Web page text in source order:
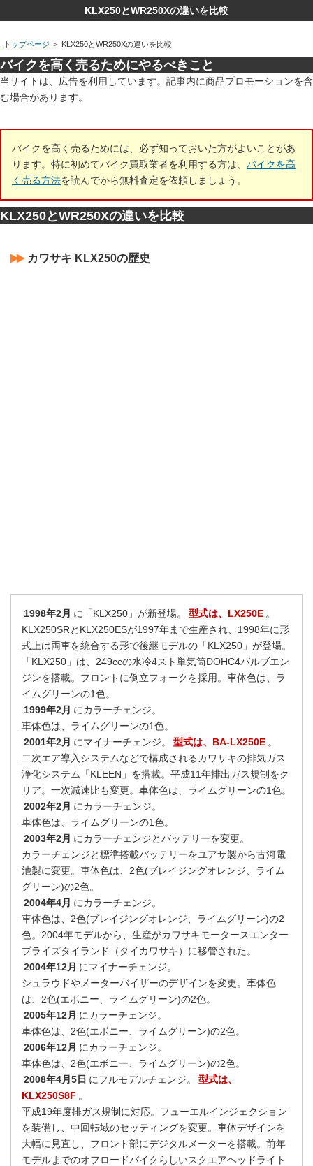
KLX250とWR250Xの違いを比較
トップページ ＞ KLX250とWR250Xの違いを比較
バイクを高く売るためにやるべきこと
当サイトは、広告を利用しています。記事内に商品プロモーションを含
む場合があります。
バイクを高く売るためには、必ず知っておいた方がよいことがあ
ります。特に初めてバイク買取業者を利用する方は、 バイクを高
く売る方法を読んでから無料査定を依頼しましょう。
KLX250とWR250Xの違いを比較
カワサキ KLX250の歴史
1998年2月 に「KLX250」が新登場。 型式は、LX250E 。
KLX250SRとKLX250ESが1997年まで生産され、1998年に形
式上は両車を統合する形で後継モデルの「KLX250」が登場。
「KLX250」は、249ccの水冷4スト単気筒DOHC4バルブエン
ジンを搭載。フロントに倒立フォークを採用。車体色は、ラ
イムグリーンの1色。
1999年2月 にカラーチェンジ。
車体色は、ライムグリーンの1色。
2001年2月 にマイナーチェンジ。 型式は、BA-LX250E 。
二次エア導入システムなどで構成されるカワサキの排気ガス
浄化システム「KLEEN」を搭載。平成11年排出ガス規制をク
リア。一次減速比も変更。車体色は、ライムグリーンの1色。
2002年2月 にカラーチェンジ。
車体色は、ライムグリーンの1色。
2003年2月 にカラーチェンジとバッテリーを変更。
カラーチェンジと標準搭載バッテリーをユアサ製から古河電
池製に変更。車体色は、2色(ブレイジングオレンジ、ライム
グリーン)の2色。
2004年4月 にカラーチェンジ。
車体色は、2色(ブレイジングオレンジ、ライムグリーン)の2
色。2004年モデルから、生産がカワサキモータースエンター
プライズタイランド（タイカワサキ）に移管された。
2004年12月 にマイナーチェンジ。
シュラウドやメーターバイザーのデザインを変更。車体色
は、2色(エボニー、ライムグリーン)の2色。
2005年12月 にカラーチェンジ。
車体色は、2色(エボニー、ライムグリーン)の2色。
2006年12月 にカラーチェンジ。
車体色は、2色(エボニー、ライムグリーン)の2色。
2008年4月5日 にフルモデルチェンジ。
型式は、
KLX250S8F 。
平成19年度排ガス規制に対応。フューエルインジェクション
を装備し、中回転域のセッティングを変更。車体デザインを
大幅に見直し、フロント部にデジタルメーターを搭載。前年
モデルまでのオフロードバイクらしいスクエアヘッドライト